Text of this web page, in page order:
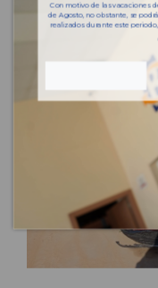
Con motivo de las vacaciones
de Agosto, no obstante, se
realizados durante este